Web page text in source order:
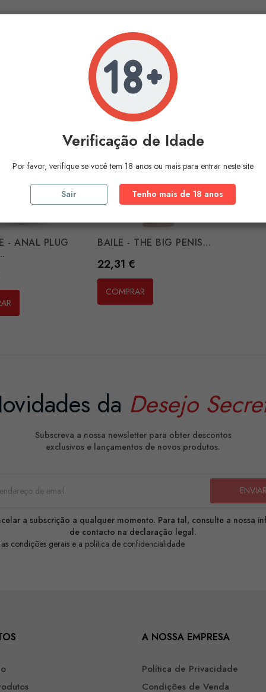
O Mais
- ANAL PLUG
BAILE - THE BIG PENIS...
Preço
22,31 €
COMPRAR
da Desejo
Subscreva a nossa newsletter para obter descontos
exclusivos e lançamentos de novos produtos.
a subscrição a qualquer momento. Para tal, consulte a nossa
de contacto na declaração legal.
condições gerais e a política de confidencialidade
A NOSSA EMPRESA
Política de Privacidade
Condições de Venda
Verificação de Idade
Por favor, verifique se você tem 18 anos ou mais para entrar neste site
Sair Tenho mais de 18 anos